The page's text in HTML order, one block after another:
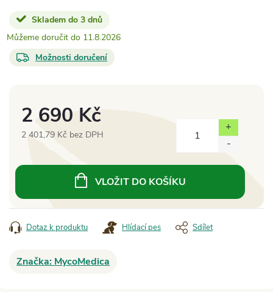
Skladem do 3 dnů
11.8.2026
Možnosti doručení
2 690 Kč
2 401,79 Kč bez DPH
cena:
VLOŽIT DO KOŠÍKU
Dotaz k produktu Hlídací pes Sdílet
Značka: MycoMedica